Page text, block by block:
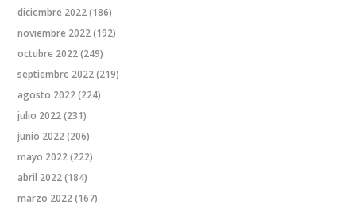
diciembre 2022(186)
noviembre 2022(192)
octubre 2022(249)
septiembre 2022(219)
agosto 2022(224)
julio 2022(231)
junio 2022(206)
mayo 2022(222)
abril 2022(184)
marzo 2022(167)